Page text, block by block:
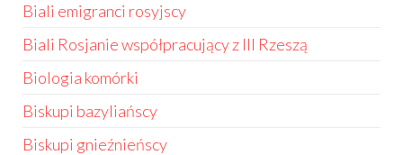
Biali emigranci rosyjscy
Biali Rosjanie współpracujący z III Rzeszą
Biologia komórki
Biskupi bazyliańscy
Biskupi gnieźnieńscy